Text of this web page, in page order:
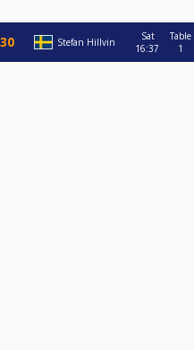
Stefan Hillvin
Sat
16:37
Table
1